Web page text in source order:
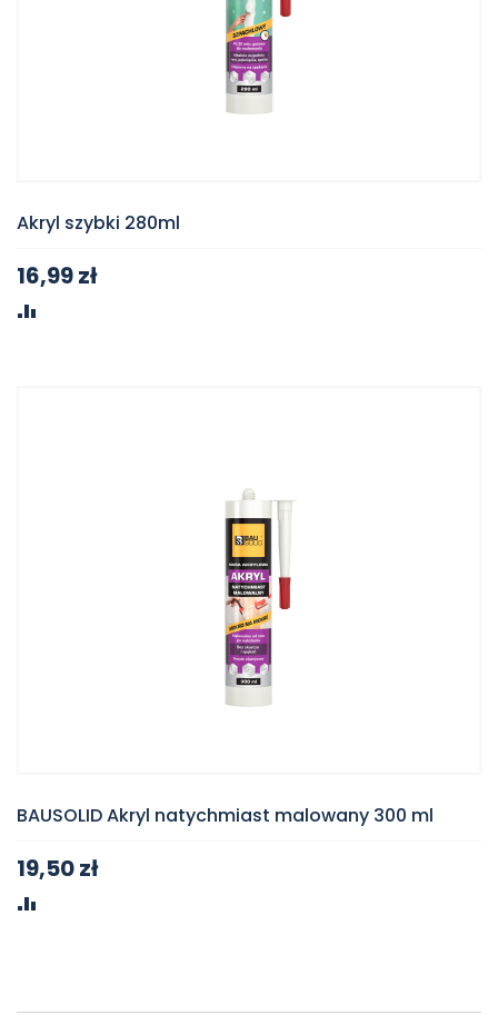
Akryl szybki 280ml
16,99 zł
BAUSOLID Akryl natychmiast malowany 300 ml
19,50 zł